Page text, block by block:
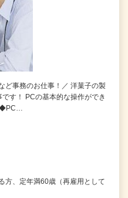
ど事務のお仕事！／ 洋菓子の製
す！ PCの基本的な操作ができ
◆PC…
方、定年満60歳（再雇用として